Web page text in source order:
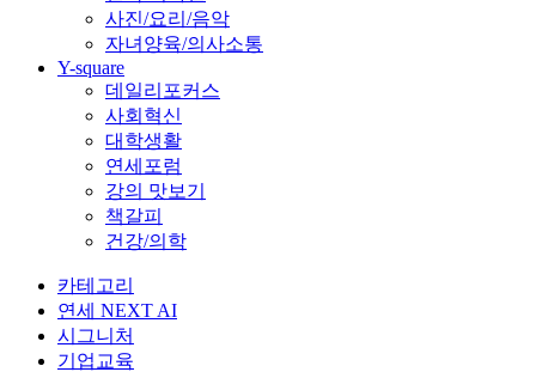
사진/요리/음악
자녀양육/의사소통
Y-square
데일리포커스
사회혁신
대학생활
연세포럼
강의 맛보기
책갈피
건강/의학
카테고리
연세 NEXT AI
시그니처
기업교육